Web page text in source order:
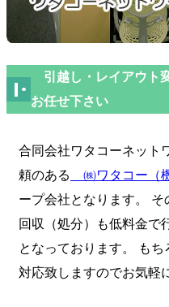
引越し・レイアウト
お任せ下さい
合同会社ワタコーネット
頼のある
㈱ワタコー（
ープ会社となります。
回収（処分）も低料金で
となっております。 も
対応致しますのでお気軽